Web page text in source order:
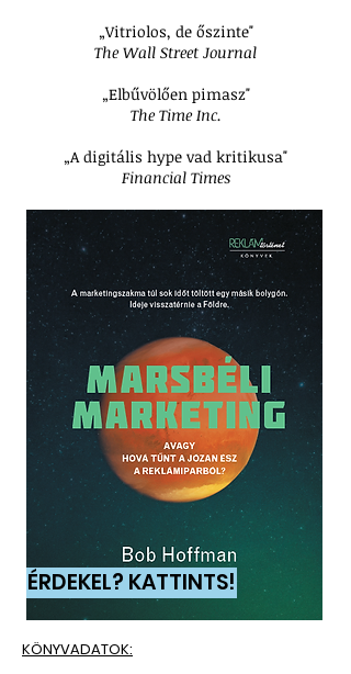
„Vitriolos, de őszinte"
The Wall Street Journal
„Elbűvölően pimasz"
The Time Inc.
„A digitális hype vad kritikusa"
Financial Times
ÉRDEKEL? KATTINTS!
KÖNYVADATOK: